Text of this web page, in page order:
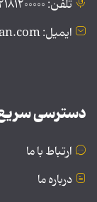
تلفن: ۰۲۱۸۱۲۰۰۰۰۰
ایمیل: public@tebyan.com
دسترسی
ارتباط با ما
درباره ما